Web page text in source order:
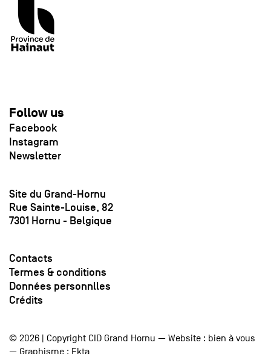
Follow us
Facebook
Instagram
Newsletter
Site du Grand-Hornu
Rue Sainte-Louise, 82
7301 Hornu - Belgique
Contacts
Termes & conditions
Données personnlles
Crédits
© 2026 | Copyright CID Grand Hornu — Website : bien à vous
— Graphisme : Ekta